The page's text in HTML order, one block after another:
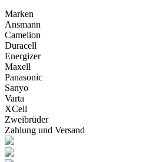
Marken
Ansmann
Camelion
Duracell
Energizer
Maxell
Panasonic
Sanyo
Varta
XCell
Zweibrüder
Zahlung und Versand